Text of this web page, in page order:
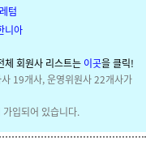
텀
니아
체 회원사 리스트는 이곳을 클릭!
19개사, 운영위원사 22개사가
입되어 있습니다.